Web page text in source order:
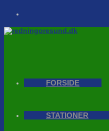
FORSIDE
STATIONER